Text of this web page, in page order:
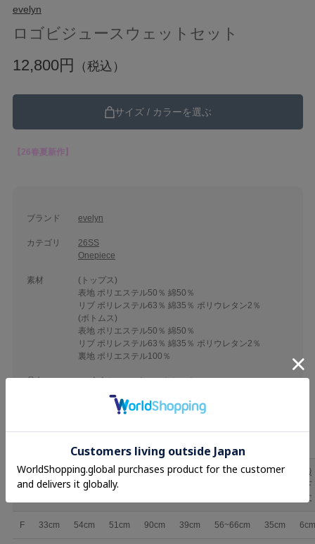
evelyn
ロゴビジュースウェットセット
12,800円
（税込）
サイズ / カラーを選ぶ
【26春夏新作】
ブランド evelyn
カテゴリ
26SS
Onepiece
素材
(トップス)
表地 ポリエステル50％ 綿50％
リブ ポリレステル63％ 綿35％ ポリウレタン2％
(ボトムス)
表地 ポリエステル50％ 綿50％
リブ ポリレステル63％ 綿35％ ポリウレタン2％
裏地 ポリエステル100％
品名 ロゴビジュースウェットセット
着丈 袖丈 肩幅
股
下
丈
F 33cm 54cm 51cm 90cm 39cm 56~66cm 35cm 6cm